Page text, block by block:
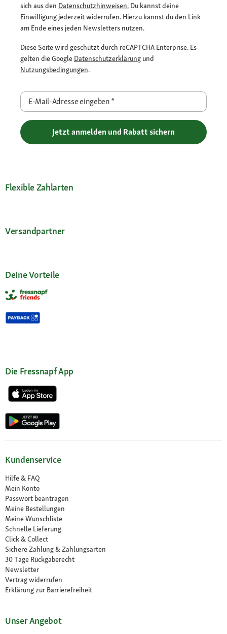
sich aus den Datenschutzhinweisen. Du kannst deine
Einwilligung jederzeit widerrufen. Hierzu kannst du den Link
am Ende eines jeden Newsletters nutzen.
Diese Seite wird geschützt durch reCAPTCHA Enterprise. Es
gelten die Google Datenschutzerklärung und
Nutzungsbedingungen.
E-Mail-Adresse eingeben*
Jetzt anmelden und Rabatt sichern
Flexible Zahlarten
Versandpartner
Deine Vorteile
Die Fressnapf App
Kundenservice
Hilfe & FAQ
Mein Konto
Passwort beantragen
Meine Bestellungen
Meine Wunschliste
Schnelle Lieferung
Click & Collect
Sichere Zahlung & Zahlungsarten
30 Tage Rückgaberecht
Newsletter
Vertrag widerrufen
Erklärung zur Barrierefreiheit
Unser Angebot